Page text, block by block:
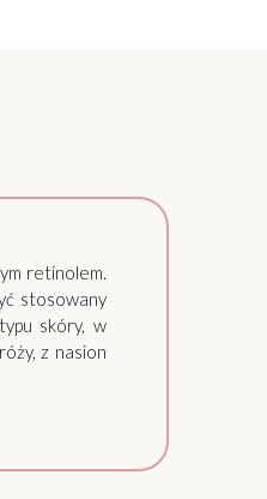
retinolem.
stosowany
skóry, w
z nasion